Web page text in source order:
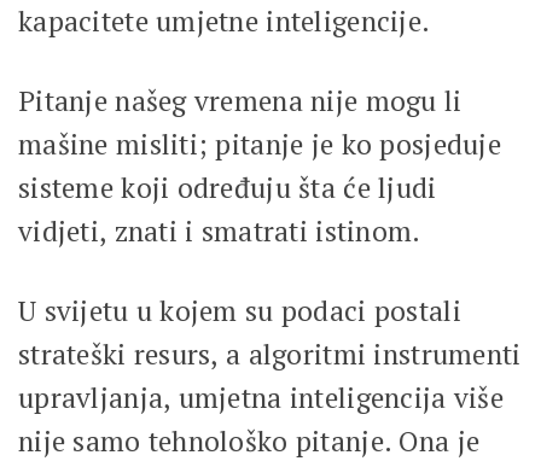
kapacitete umjetne inteligencije.
Pitanje našeg vremena nije mogu li
mašine misliti; pitanje je ko posjeduje
sisteme koji određuju šta će ljudi
vidjeti, znati i smatrati istinom.
U svijetu u kojem su podaci postali
strateški resurs, a algoritmi instrumenti
upravljanja, umjetna inteligencija više
nije samo tehnološko pitanje. Ona je